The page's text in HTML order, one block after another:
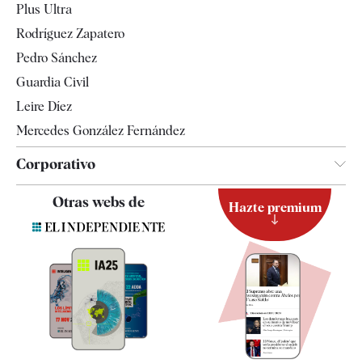
Televisión
Plus Ultra
Rodríguez Zapatero
Pedro Sánchez
Guardia Civil
Leire Díez
Mercedes González Fernández
Corporativo
Contacto
Quiénes somos
Especificaciones
Otras webs de Hazte premium